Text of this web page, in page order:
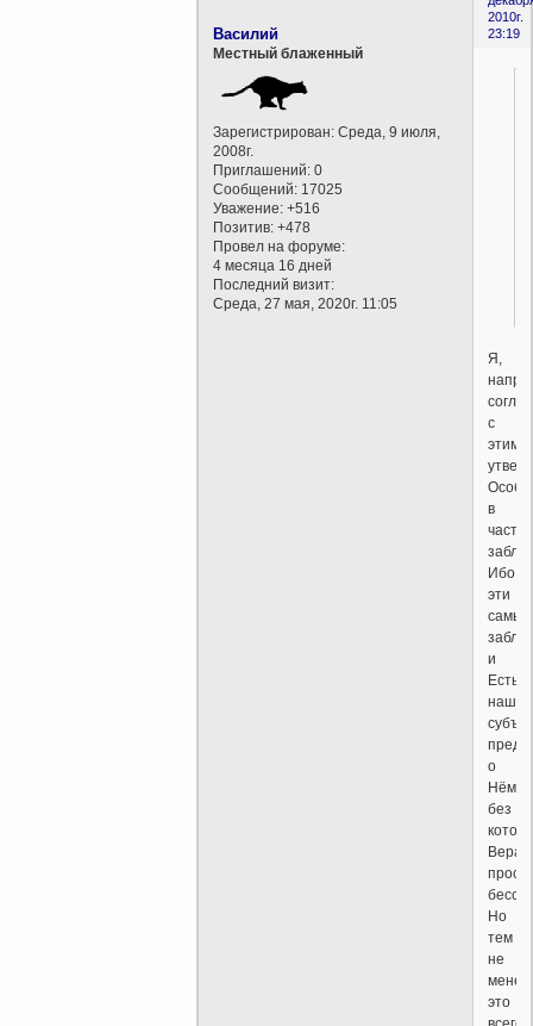
2010г.
23:19
Василий
Местный блаженный
Зарегистрирован: Среда, 9 июля,
2008г.
Приглашений: 0
Сообщений: 17025
Уважение: +516
Позитив: +478
Провел на форуме:
4 месяца 16 дней
Последний визит:
Среда, 27 мая, 2020г. 11:05
Я,
с
этим
в
части
Ибо
эти
самые
и
Есть
наше
о
Нём,
без
Вера
Но
тем
не
менее
это